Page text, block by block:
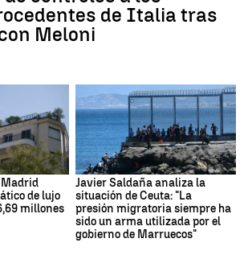
de Italia tras
Meloni
Madrid
de lujo
millones
Javier Saldaña analiza la
situación de Ceuta: "La
presión migratoria siempre ha
sido un arma utilizada por el
gobierno de Marruecos"